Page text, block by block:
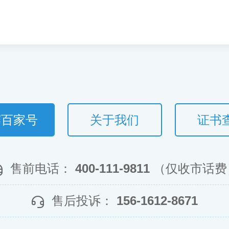
家号 关于我们 证书
售前电话： 400-111-9811 （仅收市话
售后投诉： 156-1612-8671